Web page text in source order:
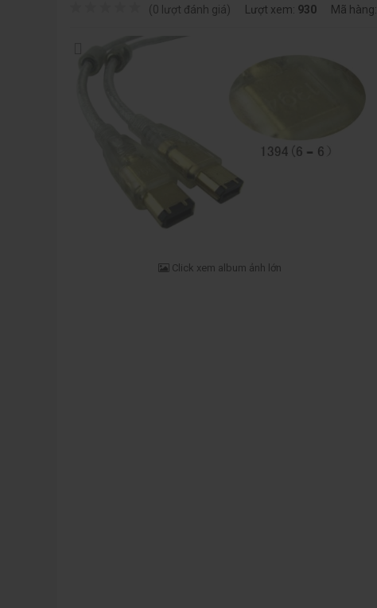
(0 lượt đánh giá) Lượt xem: 930 Mã hàng:
Click xem album ảnh lớn